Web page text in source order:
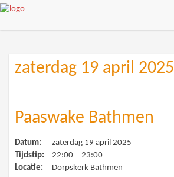
zaterdag 19 april 2025
Paaswake Bathmen
Datum:
zaterdag 19 april 2025
Tijdstip:
22:00 - 23:00
Locatie:
Dorpskerk Bathmen